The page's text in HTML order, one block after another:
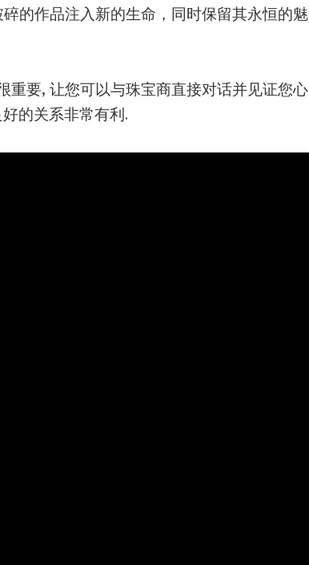
的作品注入新的生命，同时保留其永恒的魅
重要, 让您可以与珠宝商直接对话并见证您心
的关系非常有利.